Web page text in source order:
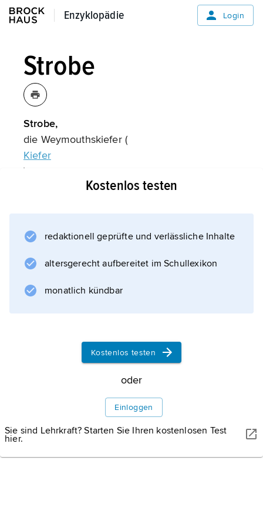
Enzyklopädie
Enzyklopädie Login
Strobe
Strobe,
die Weymouthskiefer (
Kiefer
).
Informationen zum Artikel
Kostenlos testen
redaktionell geprüfte und verlässliche Inhalte
altersgerecht aufbereitet im Schullexikon
monatlich kündbar
Kostenlos testen
oder
Einloggen
Sie sind Lehrkraft? Starten Sie Ihren kostenlosen Test
hier.